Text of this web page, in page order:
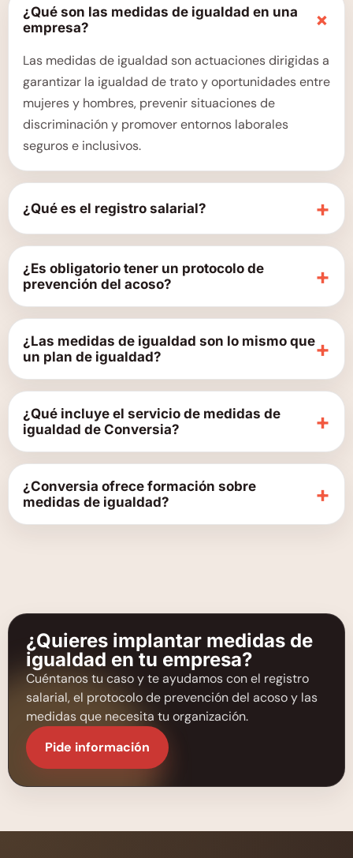
¿Qué son las medidas de igualdad en una
empresa?
+
Las medidas de igualdad son actuaciones dirigidas a
garantizar la igualdad de trato y oportunidades entre
mujeres y hombres, prevenir situaciones de
discriminación y promover entornos laborales
seguros e inclusivos.
¿Qué es el registro salarial? +
¿Es obligatorio tener un protocolo de
prevención del acoso?
+
¿Las medidas de igualdad son lo mismo que
un plan de igualdad?
+
¿Qué incluye el servicio de medidas de
igualdad de Conversia?
+
¿Conversia ofrece formación sobre
medidas de igualdad?
+
¿Quieres implantar medidas de
igualdad en tu empresa?
Cuéntanos tu caso y te ayudamos con el registro
salarial, el protocolo de prevención del acoso y las
medidas que necesita tu organización.
Pide información